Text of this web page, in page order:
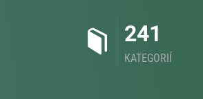
241
KATEGORIÍ